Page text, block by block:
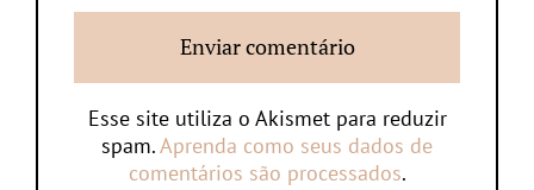
Esse site utiliza o Akismet para reduzir
spam.Aprenda como seus dados de
comentários são processados.